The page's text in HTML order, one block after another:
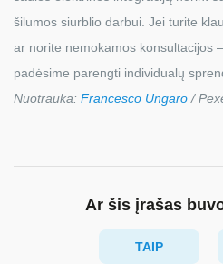
šilumos siurblio darbui. Jei turite
ar norite nemokamos konsultacijos
padėsime parengti individualų
Nuotrauka: Francesco Ungaro /
Ar šis įrašas
TAIP